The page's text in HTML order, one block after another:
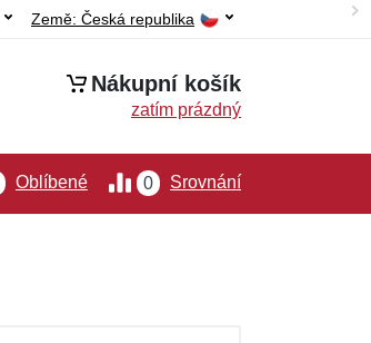
Země: Česká republika
Nákupní košík
zatím prázdný
0 Srovnání
Oblíbené